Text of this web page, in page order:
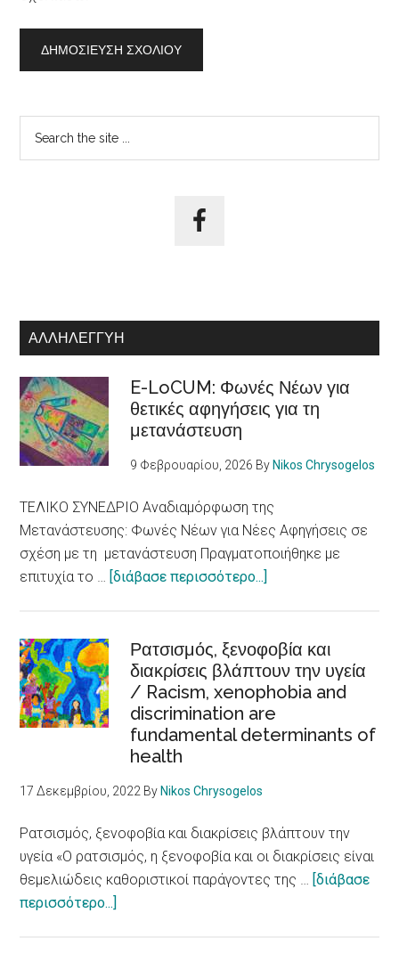
Αρχική
Πλευρική
ΑΛΛΗΛΕΓΓΎΗ
E-LoCUM: Φωνές Νέων για
θετικές αφηγήσεις για τη
μετανάστευση
9 Φεβρουαρίου, 2026 By Nikos Chrysogelos
ΤΕΛΙΚΟ ΣΥΝΕΔΡΙΟ Αναδιαμόρφωση της
Μετανάστευσης: Φωνές Νέων για Νέες Αφηγήσεις σε
σχέση με τη μετανάστευση Πραγματοποιήθηκε με
επιτυχία το … [διάβασε περισσότερο...]
Φωνές
Νέων
για
θετικές
αφηγήσεις
Ρατσισμός, ξενοφοβία και
διακρίσεις βλάπτουν την υγεία
/ Racism, xenophobia and
discrimination are
fundamental determinants of
health
17 Δεκεμβρίου, 2022 By Nikos Chrysogelos
Ρατσισμός, ξενοφοβία και διακρίσεις βλάπτουν την
υγεία «Ο ρατσισμός, η ξενοφοβία και οι διακρίσεις είναι
θεμελιώδεις καθοριστικοί παράγοντες της … [διάβασε
περισσότερο...]